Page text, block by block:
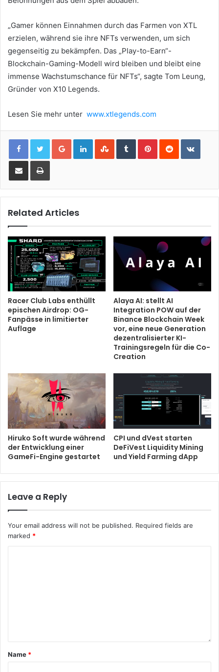
„Gamer können Einnahmen durch das Farmen von XTL
erzielen, während sie ihre NFTs verwenden, um sich
gegenseitig zu bekämpfen. Das „Play-to-Earn“-
Blockchain-Gaming-Modell wird bleiben und bleibt eine
immense Wachstumschance für NFTs“, sagte Tom Leung,
Gründer von X10 Legends.
Lesen Sie mehr unter www.xtlegends.com
Google+LinkedInStumbleUpon
TumblrPinterestReddit
Share via Email Print
Related Articles
Racer Club Labs enthüllt
epischen Airdrop: OG-
Fanpässe in limitierter
Auflage
Alaya AI: stellt AI
Integration POW auf der
Binance Blockchain Week
vor, eine neue Generation
dezentralisierter KI-
Trainingsregeln für die Co-
Creation
Hiruko Soft wurde während
der Entwicklung einer
GameFi-Engine gestartet
CPI und dVest starten
DeFiVest Liquidity Mining
und Yield Farming dApp
Leave a Reply
Your email address will not be published. Required fields are
marked *
Name *